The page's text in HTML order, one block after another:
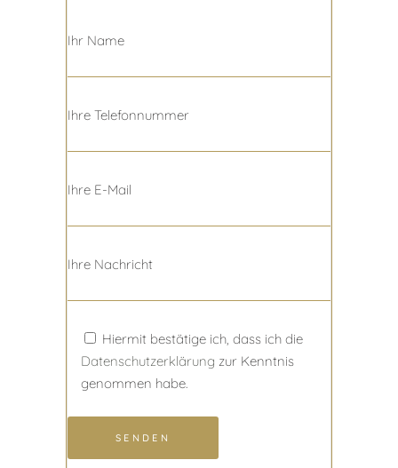
Ihr Name
Ihre Telefonnummer
Ihre E-Mail
Ihre Nachricht
Hiermit bestätige ich, dass ich die
Datenschutzerklärung zur Kenntnis
genommen habe.
SENDEN